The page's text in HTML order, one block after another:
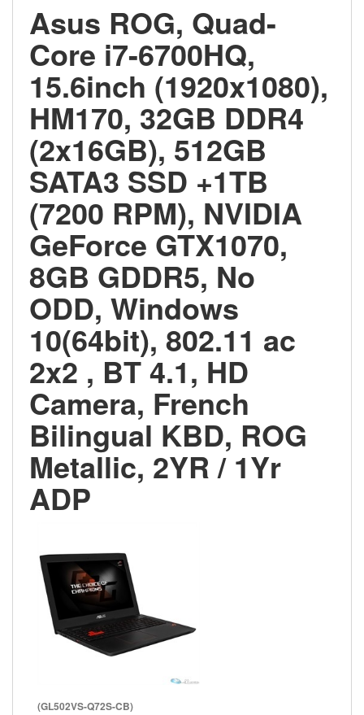
Asus ROG, Quad-
Core i7-6700HQ,
15.6inch (1920x1080),
HM170, 32GB DDR4
(2x16GB), 512GB
SATA3 SSD +1TB
(7200 RPM), NVIDIA
GeForce GTX1070,
8GB GDDR5, No
ODD, Windows
10(64bit), 802.11 ac
2x2 , BT 4.1, HD
Camera, French
Bilingual KBD, ROG
Metallic, 2YR / 1Yr
ADP
(GL502VS-Q72S-CB)